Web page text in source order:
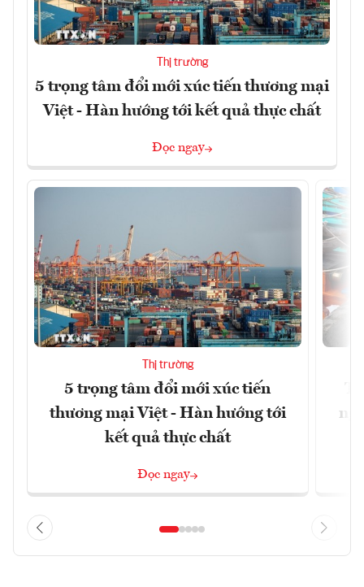
Thị trường
5 trọng tâm đổi mới xúc tiến thương mại
Việt - Hàn hướng tới kết quả thực chất
Đọc ngay
Thị trường
5 trọng tâm đổi mới xúc tiến
thương mại Việt - Hàn hướng tới
kết quả thực chất
Đọc ngay